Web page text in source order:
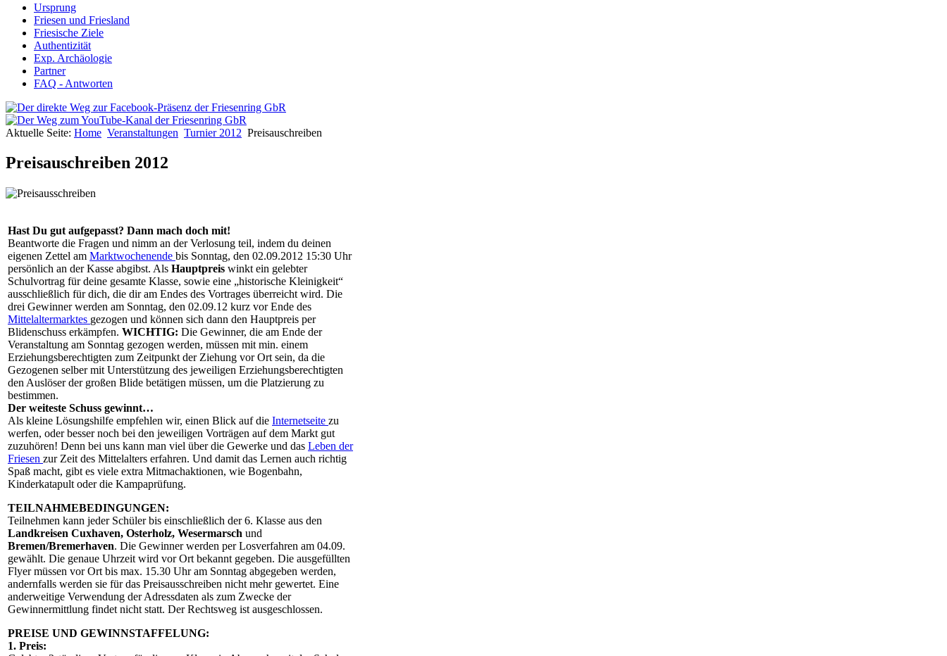
Ursprung
Friesen und Friesland
Friesische Ziele
Authentizität
Exp. Archäologie
Partner
FAQ - Antworten
Aktuelle Seite: Home Veranstaltungen Turnier 2012 Preisauschreiben
Preisauschreiben 2012
Hast Du gut aufgepasst? Dann mach doch mit!
Beantworte die Fragen und nimm an der Verlosung teil, indem du deinen
eigenen Zettel am Marktwochenende bis Sonntag, den 02.09.2012 15:30 Uhr
persönlich an der Kasse abgibst. Als Hauptpreis winkt ein gelebter
Schulvortrag für deine gesamte Klasse, sowie eine „historische Kleinigkeit“
ausschließlich für dich, die dir am Endes des Vortrages überreicht wird. Die
drei Gewinner werden am Sonntag, den 02.09.12 kurz vor Ende des
Mittelaltermarktes gezogen und können sich dann den Hauptpreis per
Blidenschuss erkämpfen. WICHTIG: Die Gewinner, die am Ende der
Veranstaltung am Sonntag gezogen werden, müssen mit min. einem
Erziehungsberechtigten zum Zeitpunkt der Ziehung vor Ort sein, da die
Gezogenen selber mit Unterstützung des jeweiligen Erziehungsberechtigten
den Auslöser der großen Blide betätigen müssen, um die Platzierung zu
bestimmen.
Der weiteste Schuss gewinnt…
Als kleine Lösungshilfe empfehlen wir, einen Blick auf die Internetseite zu
werfen, oder besser noch bei den jeweiligen Vorträgen auf dem Markt gut
zuzuhören! Denn bei uns kann man viel über die Gewerke und das Leben der
Friesen zur Zeit des Mittelalters erfahren. Und damit das Lernen auch richtig
Spaß macht, gibt es viele extra Mitmachaktionen, wie Bogenbahn,
Kinderkatapult oder die Kampaprüfung.
TEILNAHMEBEDINGUNGEN:
Teilnehmen kann jeder Schüler bis einschließlich der 6. Klasse aus den
Landkreisen Cuxhaven, Osterholz, Wesermarsch und
Bremen/Bremerhaven. Die Gewinner werden per Losverfahren am 04.09.
gewählt. Die genaue Uhrzeit wird vor Ort bekannt gegeben. Die ausgefüllten
Flyer müssen vor Ort bis max. 15.30 Uhr am Sonntag abgegeben werden,
andernfalls werden sie für das Preisausschreiben nicht mehr gewertet. Eine
anderweitige Verwendung der Adressdaten als zum Zwecke der
Gewinnermittlung findet nicht statt. Der Rechtsweg ist ausgeschlossen.
PREISE UND GEWINNSTAFFELUNG:
1. Preis: